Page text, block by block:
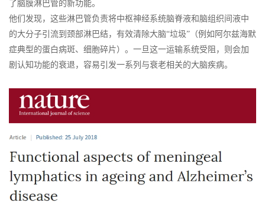
了脑膜淋巴管的新功能。
他们发现，这些淋巴管负责将中枢神经系统脑脊液和脑组织间液中
的大分子引流到颈部淋巴结，有效清除大脑“垃圾”（例如阿尔兹海默
症典型的蛋白病斑、细胞碎片）。一旦这一运输系统受阻，则会加
剧认知功能的衰退，容易引发一系列与衰老相关的大脑疾病。